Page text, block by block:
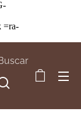
=ra-